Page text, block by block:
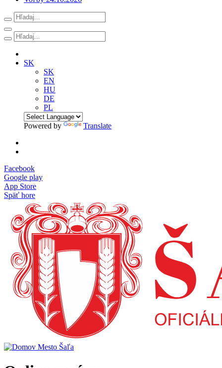
SK
SK
EN
HU
DE
PL
Powered by Translate
Facebook
Google play
App Store
Späť hore